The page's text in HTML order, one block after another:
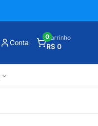
Conta
Carrinho
R$ 0
0